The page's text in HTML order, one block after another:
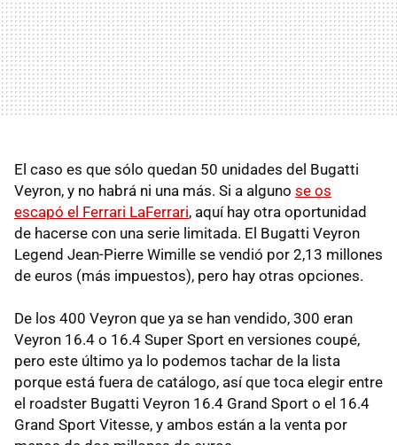
El caso es que sólo quedan 50 unidades del Bugatti
Veyron, y no habrá ni una más. Si a alguno se os
escapó el Ferrari LaFerrari, aquí hay otra oportunidad
de hacerse con una serie limitada. El Bugatti Veyron
Legend Jean-Pierre Wimille se vendió por 2,13 millones
de euros (más impuestos), pero hay otras opciones.
De los 400 Veyron que ya se han vendido, 300 eran
Veyron 16.4 o 16.4 Super Sport en versiones coupé,
pero este último ya lo podemos tachar de la lista
porque está fuera de catálogo, así que toca elegir entre
el roadster Bugatti Veyron 16.4 Grand Sport o el 16.4
Grand Sport Vitesse, y ambos están a la venta por